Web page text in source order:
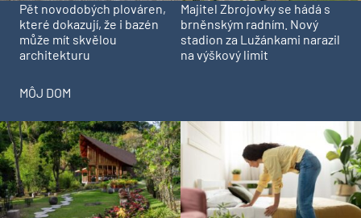
Pět novodobých plováren,
které dokazují, že i bazén
může mít skvělou
architekturu
Majitel Zbrojovky se hádá s
brněnským radním. Nový
stadion za Lužánkami narazil
na výškový limit
MÔJ DOM